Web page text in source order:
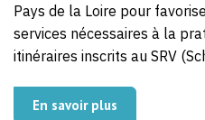
Pays de la Loire pour
services nécessaires à la
itinéraires inscrits au SRV
En savoir plus